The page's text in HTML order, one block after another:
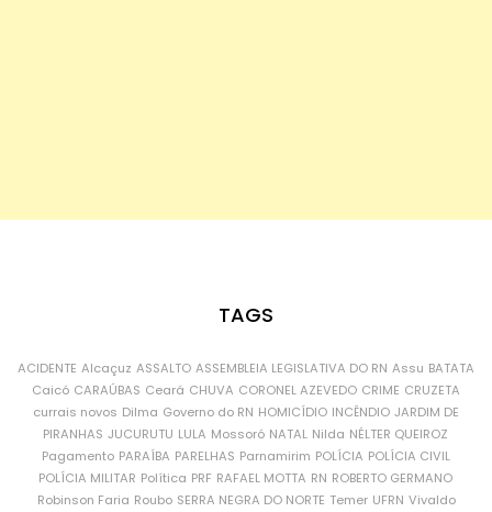
TAGS
ACIDENTE Alcaçuz ASSALTO ASSEMBLEIA LEGISLATIVA DO RN Assu BATATA
Caicó CARAÚBAS Ceará CHUVA CORONEL AZEVEDO CRIME CRUZETA
currais novos Dilma Governo do RN HOMICÍDIO INCÊNDIO JARDIM DE
PIRANHAS JUCURUTU LULA Mossoró NATAL Nilda NÉLTER QUEIROZ
Pagamento PARAÍBA PARELHAS Parnamirim POLÍCIA POLÍCIA CIVIL
POLÍCIA MILITAR Política PRF RAFAEL MOTTA RN ROBERTO GERMANO
Robinson Faria Roubo SERRA NEGRA DO NORTE Temer UFRN Vivaldo